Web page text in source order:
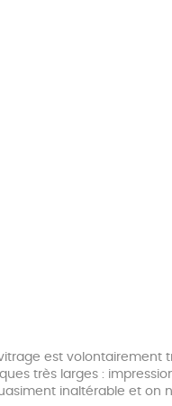
est volontairement
très larges :
inaltérable et on